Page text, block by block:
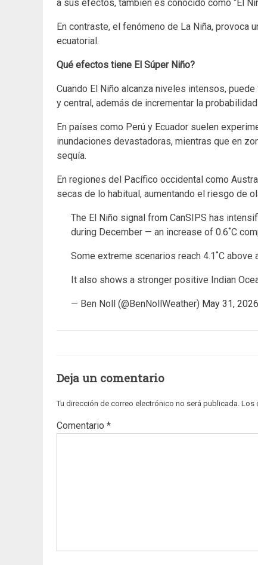
a sus efectos, también es conocido como “El
En contraste, el fenómeno de La Niña, provoca
ecuatorial.
Qué efectos tiene El Súper Niño?
Cuando El Niño alcanza niveles intensos,
y central, además de incrementar la
En países como Perú y Ecuador suelen
inundaciones devastadoras, mientras que en
sequía.
En regiones del Pacífico occidental como
secas de lo habitual, aumentando el riesgo de
The El Niño signal from CanSIPS has
during December — an increase of 0.6˚C
Some extreme scenarios reach 4.1˚C above
It also shows a stronger positive Indian
— Ben Noll (@BenNollWeather) May 31, 2026
Deja un comentario
Tu dirección de correo electrónico no será publicada. Los
Comentario *